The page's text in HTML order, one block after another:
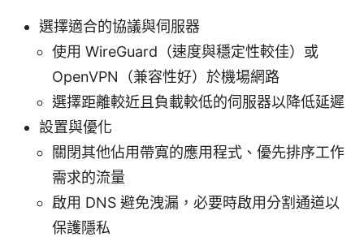
選擇適合的協議與伺服器
使用 WireGuard（速度與穩定性較佳）或
OpenVPN（兼容性好）於機場網路
選擇距離較近且負載較低的伺服器以降低延遲
設置與優化
關閉其他佔用帶寬的應用程式、優先排序工作
需求的流量
啟用 DNS 避免洩漏，必要時啟用分割通道以
保護隱私